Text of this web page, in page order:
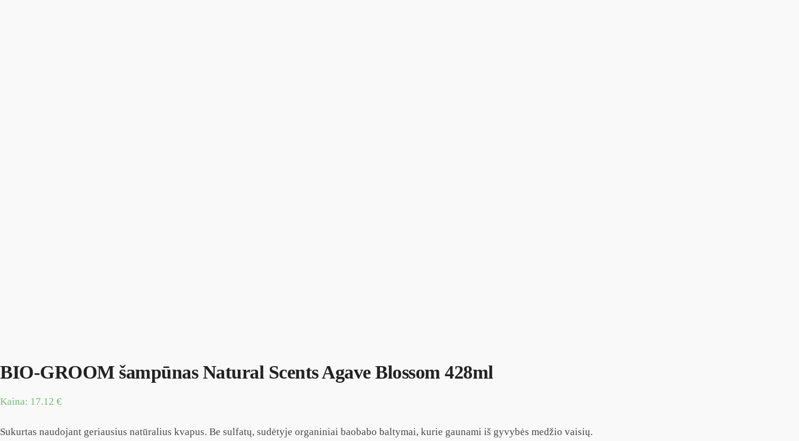
BIO-GROOM šampūnas Natural Scents Agave Blossom 428ml
Kaina: 17.12 €
Sukurtas naudojant geriausius natūralius kvapus. Be sulfatų, sudėtyje organiniai baobabo baltymai, kurie gaunami iš gyvybės medžio vaisių.